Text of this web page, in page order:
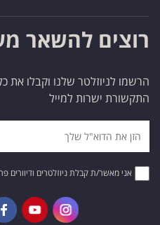
רוצים להשאר
הרשמו לניוזלטר שלנו וקבלו את
התקשורת ישרות למייל
אני מאשר/ת קבלת ניוזלטרים ודיוורים